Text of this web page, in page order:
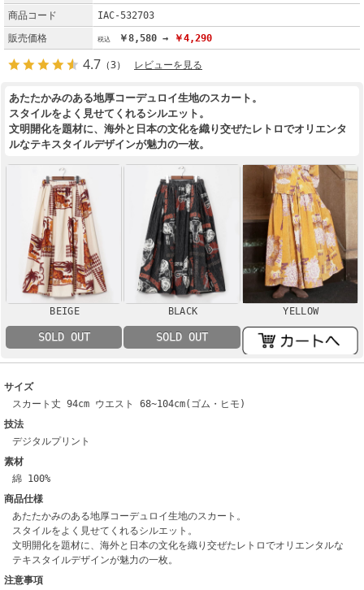
商品コード
IAC-532703
販売価格
￥8,580 → ￥4,290
4.7 （3） レビューを見る
あたたかみのある地厚コーデュロイ生地のスカート。
スタイルをよく見せてくれるシルエット。
文明開化を題材に、海外と日本の文化を織り交ぜたレトロでオリエンタ
ルなテキスタイルデザインが魅力の一枚。
BEIGE
SOLD OUT
BLACK
SOLD OUT
YELLOW
サイズ
スカート丈 94cm ウエスト 68~104cm(ゴム・ヒモ)
技法
デジタルプリント
素材
綿 100%
商品仕様
あたたかみのある地厚コーデュロイ生地のスカート。
スタイルをよく見せてくれるシルエット。
文明開化を題材に、海外と日本の文化を織り交ぜたレトロでオリエンタルな
テキスタイルデザインが魅力の一枚。
注意事項